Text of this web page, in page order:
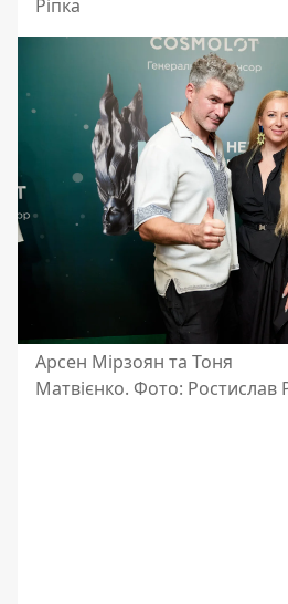
Ріпка
Арсен Мірзоян та Тоня
Матвієнко. Фото: Ростислав